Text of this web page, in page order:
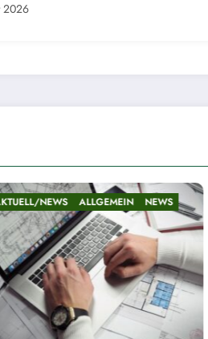
2026
NEWS AKTUELL/NEWS